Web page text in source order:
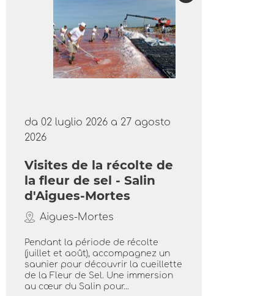
da 02 luglio 2026 a 27 agosto
2026
Visites de la récolte de
la fleur de sel - Salin
d'Aigues-Mortes
Aigues-Mortes
Pendant la période de récolte
(juillet et août), accompagnez un
saunier pour découvrir la cueillette
de la Fleur de Sel. Une immersion
au cœur du Salin pour...